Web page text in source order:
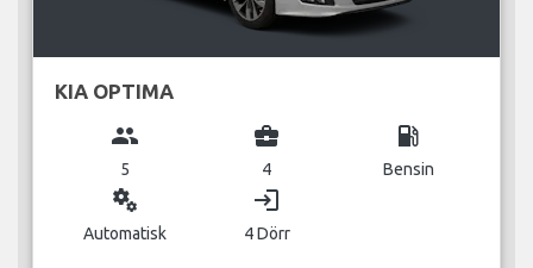
KIA OPTIMA
group
5
business_center
4
local_gas_station
Bensin
miscellaneous_services
Automatisk
login
4 Dörr